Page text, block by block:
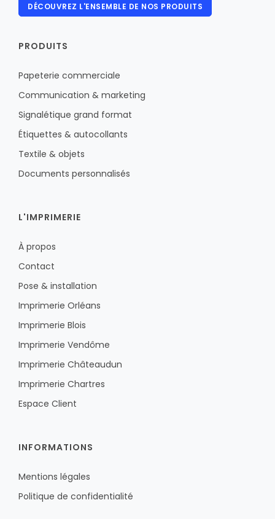
DÉCOUVREZ L'ENSEMBLE DE NOS PRODUITS
PRODUITS
Papeterie commerciale
Communication & marketing
Signalétique grand format
Étiquettes & autocollants
Textile & objets
Documents personnalisés
L'IMPRIMERIE
À propos
Contact
Pose & installation
Imprimerie Orléans
Imprimerie Blois
Imprimerie Vendôme
Imprimerie Châteaudun
Imprimerie Chartres
Espace Client
INFORMATIONS
Mentions légales
Politique de confidentialité